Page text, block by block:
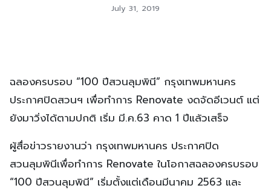
July 31, 2019
ฉลองครบรอบ “100 ปีสวนลุมพินี” กรุงเทพมหานคร
ประกาศปิดสวนฯ เพื่อทำการ Renovate งดจัดอีเวนต์ แต่
ยังมาวิ่งได้ตามปกติ เริ่ม มี.ค.63 คาด 1 ปีแล้วเสร็จ
ผู้สื่อข่าวรายงานว่า กรุงเทพมหานคร ประกาศปิด
สวนลุมพินีเพื่อทำการ Renovate ในโอกาสฉลองครบรอบ
“100 ปีสวนลุมพินี” เริ่มตั้งแต่เดือนมีนาคม 2563 และ